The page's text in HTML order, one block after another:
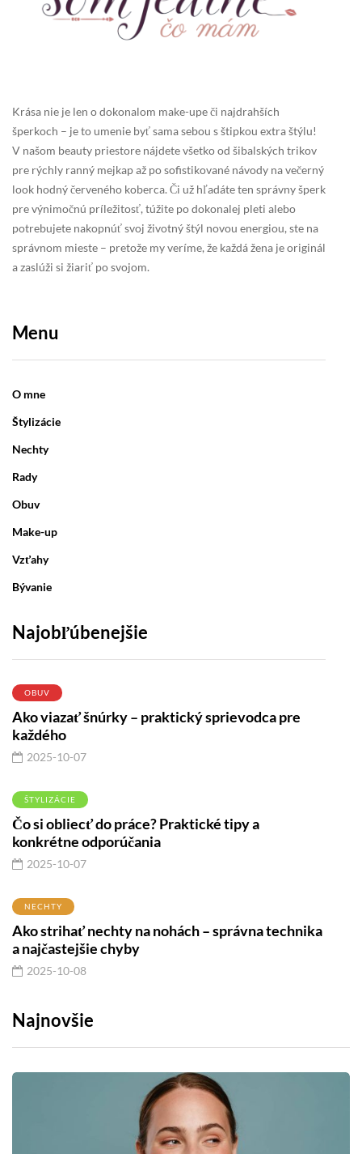
Krása nie je len o dokonalom make-upe či najdrahších
šperkoch – je to umenie byť sama sebou s štipkou extra štýlu!
V našom beauty priestore nájdete všetko od šibalských trikov
pre rýchly ranný mejkap až po sofistikované návody na večerný
look hodný červeného koberca. Či už hľadáte ten správny šperk
pre výnimočnú príležitosť, túžite po dokonalej pleti alebo
potrebujete nakopnúť svoj životný štýl novou energiou, ste na
správnom mieste – pretože my veríme, že každá žena je originál
a zaslúži si žiariť po svojom.
Menu
O mne
Štylizácie
Nechty
Rady
Obuv
Make-up
Vzťahy
Bývanie
Najobľúbenejšie
OBUV
Ako viazať šnúrky – praktický sprievodca pre
každého
2025-10-07
ŠTYLIZÁCIE
Čo si obliecť do práce? Praktické tipy a
konkrétne odporúčania
2025-10-07
NECHTY
Ako strihať nechty na nohách – správna technika
a najčastejšie chyby
2025-10-08
Najnovšie